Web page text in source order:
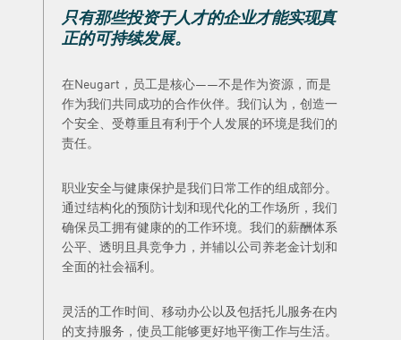
只有那些投资于人才的企业才能实现真
正的可持续发展。
在Neugart，员工是核心——不是作为资源，而是
作为我们共同成功的合作伙伴。我们认为，创造一
个安全、受尊重且有利于个人发展的环境是我们的
责任。
职业安全与健康保护是我们日常工作的组成部分。
通过结构化的预防计划和现代化的工作场所，我们
确保员工拥有健康的的工作环境。我们的薪酬体系
公平、透明且具竞争力，并辅以公司养老金计划和
全面的社会福利。
灵活的工作时间、移动办公以及包括托儿服务在内
的支持服务，使员工能够更好地平衡工作与生活。